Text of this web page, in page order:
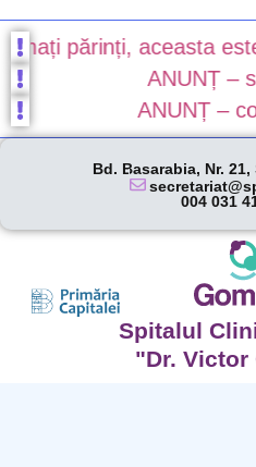
părinți, aceasta este
ANUNȚ –
ANUNȚ –
Bd. Basarabia, Nr.
004 031
Spitalul
"Dr. Victor